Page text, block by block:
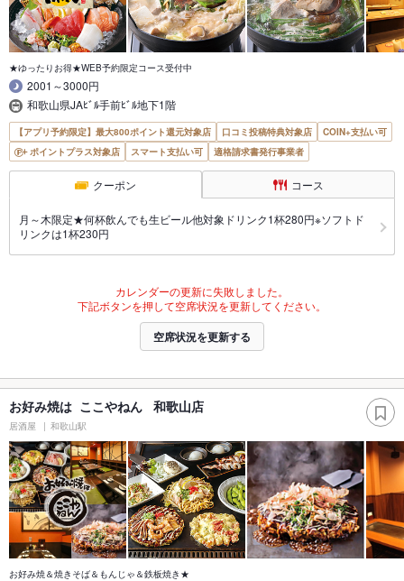
★ゆったりお得★WEB予約限定コース受付中
2001～3000円
和歌山県JAﾋﾞﾙ手前ﾋﾞﾙ地下1階
【アプリ予約限定】最大800ポイント還元対象店 口コミ投稿特典対象店
COIN+支払い可
ポイントプラス対象店
スマート支払い可 適格請求書発行事業者
クーポン コース
月～木限定★何杯飲んでも生ビール他対象ドリンク1杯280円※ソフトド
リンクは1杯230円
カレンダーの更新に失敗しました。
下記ボタンを押して空席状況を更新してください。
空席状況を更新する
お好み焼は ここやねん 和歌山店
居酒屋 和歌山駅
お好み焼＆焼きそば＆もんじゃ＆鉄板焼き★